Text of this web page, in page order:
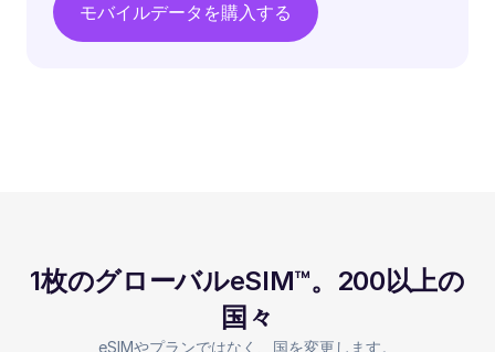
モバイルデータを購入する
1枚のグローバルeSIM™。200以上の
国々
eSIMやプランではなく、国を変更します。